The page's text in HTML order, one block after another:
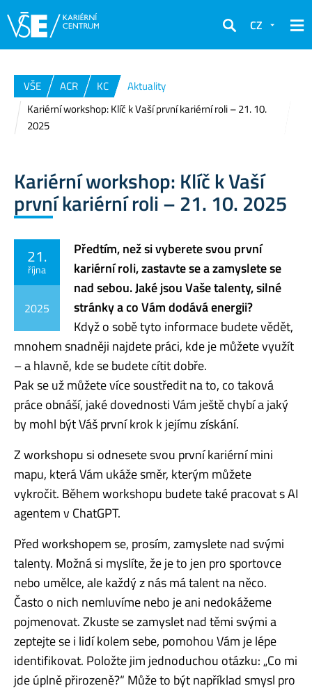
Hledat
CZ
VŠE ACR KC
Aktuality
Kariérní workshop: Klíč k Vaší první kariérní roli – 21. 10.
2025
Kariérní workshop: Klíč k Vaší
první kariérní roli – 21. 10. 2025
21.
října
2025
Předtím, než si vyberete svou první
kariérní roli, zastavte se a zamyslete se
nad sebou. Jaké jsou Vaše talenty, silné
stránky a co Vám dodává energii?
Když o sobě tyto informace budete vědět,
mnohem snadněji najdete práci, kde je můžete využít
– a hlavně, kde se budete cítit dobře.
Pak se už můžete více soustředit na to, co taková
práce obnáší, jaké dovednosti Vám ještě chybí a jaký
by mohl být Váš první krok k jejímu získání.
Z workshopu si odnesete svou první kariérní mini
mapu, která Vám ukáže směr, kterým můžete
vykročit. Během workshopu budete také pracovat s AI
agentem v ChatGPT.
Před workshopem se, prosím, zamyslete nad svými
talenty. Možná si myslíte, že je to jen pro sportovce
nebo umělce, ale každý z nás má talent na něco.
Často o nich nemluvíme nebo je ani nedokážeme
pojmenovat. Zkuste se zamyslet nad těmi svými a
zeptejte se i lidí kolem sebe, pomohou Vám je lépe
identifikovat. Položte jim jednoduchou otázku: „Co mi
jde úplně přirozeně?“ Může to být například smysl pro